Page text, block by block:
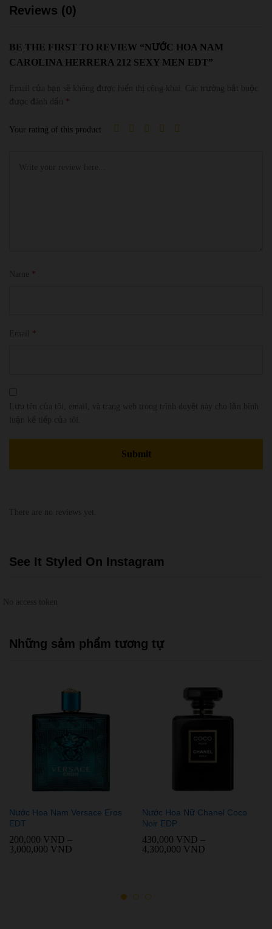
Reviews (0)
BE THE FIRST TO REVIEW “NƯỚC HOA NAM
CAROLINA HERRERA 212 SEXY MEN EDT”
*
Your rating of this product
*
*
See It Styled On Instagram
Những sảm phẩm tương tự
Nước Hoa Nam Versace Eros
EDT
200,000 VND –
3,000,000 VND
Nước Hoa Nữ Chanel Coco
Noir EDP
430,000 VND –
4,300,000 VND